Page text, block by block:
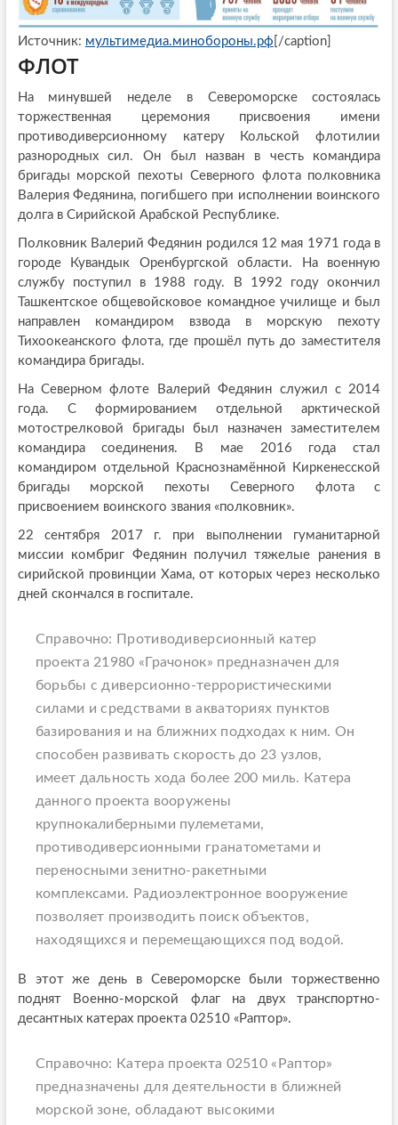
Источник: мультимедиа.минобороны.рф [/caption]
ФЛОТ
На минувшей неделе в Североморске состоялась
торжественная церемония присвоения имени
противодиверсионному катеру Кольской флотилии
разнородных сил. Он был назван в честь командира
бригады морской пехоты Северного флота полковника
Валерия Федянина, погибшего при исполнении воинского
долга в Сирийской Арабской Республике.
Полковник Валерий Федянин родился 12 мая 1971 года в
городе Кувандык Оренбургской области. На военную
службу поступил в 1988 году. В 1992 году окончил
Ташкентское общевойсковое командное училище и был
направлен командиром взвода в морскую пехоту
Тихоокеанского флота, где прошёл путь до заместителя
командира бригады.
На Северном флоте Валерий Федянин служил с 2014
года. С формированием отдельной арктической
мотострелковой бригады был назначен заместителем
командира соединения. В мае 2016 года стал
командиром отдельной Краснознамённой Киркенесской
бригады морской пехоты Северного флота с
присвоением воинского звания «полковник».
22 сентября 2017 г. при выполнении гуманитарной
миссии комбриг Федянин получил тяжелые ранения в
сирийской провинции Хама, от которых через несколько
дней скончался в госпитале.
Справочно: Противодиверсионный катер
проекта 21980 «Грачонок» предназначен для
борьбы с диверсионно-террористическими
силами и средствами в акваториях пунктов
базирования и на ближних подходах к ним. Он
способен развивать скорость до 23 узлов,
имеет дальность хода более 200 миль. Катера
данного проекта вооружены
крупнокалиберными пулеметами,
противодиверсионными гранатометами и
переносными зенитно-ракетными
комплексами. Радиоэлектронное вооружение
позволяет производить поиск объектов,
находящихся и перемещающихся под водой.
В этот же день в Североморске были торжественно
поднят Военно-морской флаг на двух транспортно-
десантных катерах проекта 02510 «Раптор».
Справочно: Катера проекта 02510 «Раптор»
предназначены для деятельности в ближней
морской зоне, обладают высокими